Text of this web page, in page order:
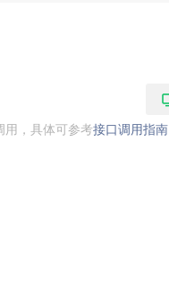
用，具体可参考接口调用指南